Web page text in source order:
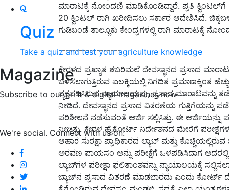
Quiz
Take a quiz and test your agriculture knowledge
Magazine
Subscribe to our print & digital magazines now
We're social. Connect with us on:
ಮಾರಾಟಕ್ಕೆ ನೋಂದಣಿ ಮಾಡಿಕೊಂಡಿದ್ದಾರೆ. ಪ್ರತಿ ಕ್ವಿಂಟಲ್‍ಗೆ
20 ಕ್ವಿಂಟಲ್ ರಾಗಿ ಖರೀದಿಸಲು ಸರ್ಕಾರ ಆದೇಶಿಸಿದೆ.
ಗುಡಿಬಂಡೆ ತಾಲ್ಲೂಕು ಕೇಂದ್ರಗಳಲ್ಲಿ ರಾಗಿ ಮಾರಾಟಕ್ಕೆ
------------------
ಕೇರಳದ ಪ್ರಖ್ಯಾತ ಶಬರಿಮಲೆ ದೇವಸ್ಥಾನದ ಪ್ರಸಾದ
ಬಳಸಲಾಗುತ್ತಿರುವ ಏಲಕ್ಕಿಯಲ್ಲಿ ನಿಗದಿತ ಪ್ರಮಾಣಕ್ಕಿಂತ
ವ್ಯಕ್ತಪಡಿಸಿರುವ ನ್ಯಾಯಾಲಯವು, ಪ್ರಸಾದ
ನೀಡಿದೆ. ದೇವಸ್ಥಾನದ ಪ್ರಸಾದ ವಿತರಣೆಯ ಗುತ್ತಿಗೆಯನ್ನು
ಪರಿಶೀಲನೆ ನಡೆಸುವಂತೆ ಅರ್ಜಿ ಸಲ್ಲಿಸಿತ್ತು. ಈ ಅರ್ಜಿಯನ್ನು
ನೀಡಿತ್ತು. ಕೇರಳ ಹೈಕೋರ್ಟ್‌ ನಿರ್ದೇಶನದ ಮೇರೆಗೆ
ಆಹಾರ ಸುರಕ್ಷಾ ಪ್ರಾಧಿಕಾರದ ಲ್ಯಾಬ್‌ ಮತ್ತು
ಅರವಣ ಪಾಯಸಂ ಅನ್ನು ಪರೀಕ್ಷೆಗೆ ಒಳಪಡಿಸಿದಾಗ
ಲ್ಯಾಬ್‌ಗಳ ಪರೀಕ್ಷಾ ಫಲಿತಾಂಶವನ್ನು ನ್ಯಾಯಾಲಯಕ್ಕೆ
ಬ್ಯಾಚ್‌ನ ಪ್ರಸಾದ ವಿತರಣೆ ಮಾಡಬಾರದು ಎಂದು ಕೋರ್ಟ್‌